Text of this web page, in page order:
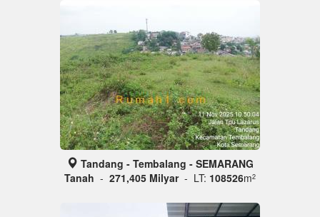
Tandang - Tembalang - SEMARANG
Tanah - 271,405 Milyar - LT: 108526m2